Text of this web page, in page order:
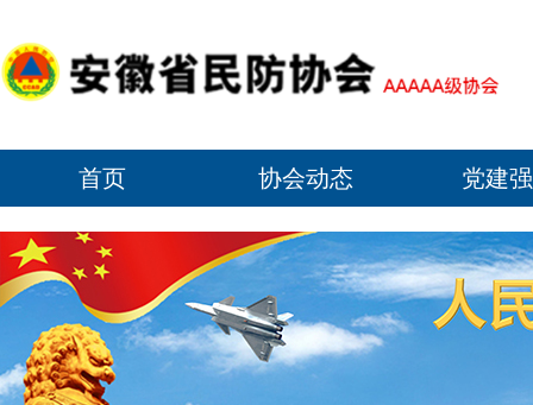
首页 协会动态 党建